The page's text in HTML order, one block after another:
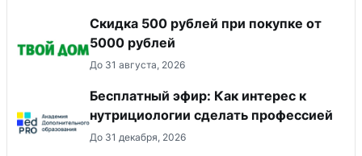
Скидка 500 рублей при покупке от
5000 рублей
До 31 августа, 2026
Бесплатный эфир: Как интерес к
нутрициологии сделать профессией
До 31 декабря, 2026